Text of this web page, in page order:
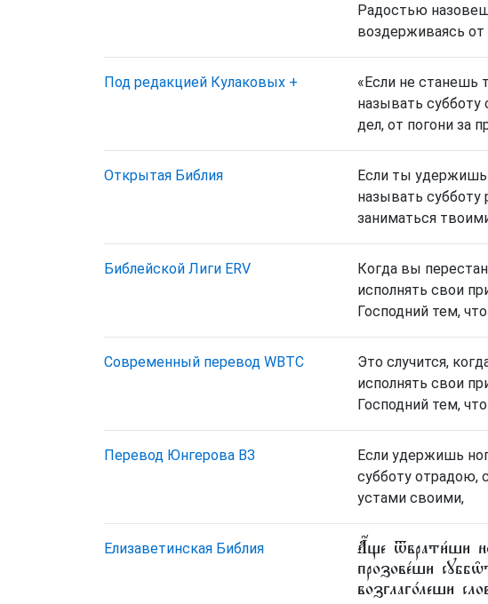
Радостью
воздерживаясь от
Под редакцией Кулаковых + «Если не станешь
называть
дел, от погони за
Открытая Библия
Если ты удержишь
называть
заниматься
Библейской Лиги ERV
Когда вы
исполнять свои
Господний тем,
Cовременный перевод WBTC
Это случится,
исполнять свои
Господний тем,
Перевод Юнгерова ВЗ
Если удержишь
субботу отрадою,
устами своими,
Елизаветинская Библия А҆́ще ѿврати́ши
прозове́ши
возглаго́леши